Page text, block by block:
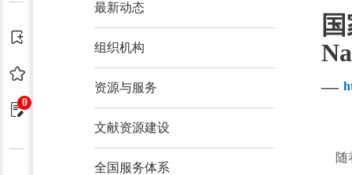
0
最新动态
组织机构
资源与服务
文献资源建设
全国服务体系
—
随